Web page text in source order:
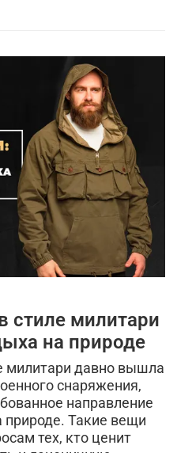
мужскаая мода
тактические перчатки
мужской лонгслив
городской стиль
мужская футболка
спортивный стиль
аляска рубашка
стиле милитари
на природе
милитари давно вышла
снаряжения,
направление
природе. Такие вещи
тех, кто ценит